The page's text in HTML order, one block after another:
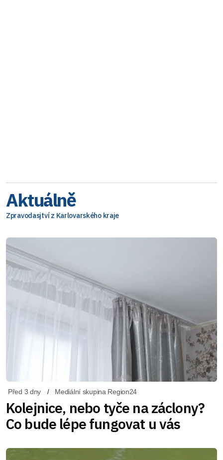
Aktuálně
Zpravodasjtví z Karlovarského kraje
Před 3 dny Mediální skupina Region24
Kolejnice, nebo tyče na záclony?
Co bude lépe fungovat u vás